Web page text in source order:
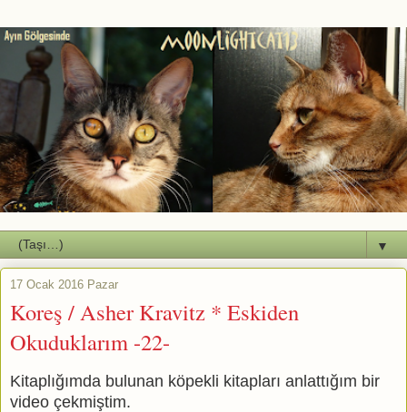
▼
17 Ocak 2016 Pazar
Koreş / Asher Kravitz * Eskiden
Okuduklarım -22-
Kitaplığımda bulunan köpekli kitapları anlattığım bir
video çekmiştim.